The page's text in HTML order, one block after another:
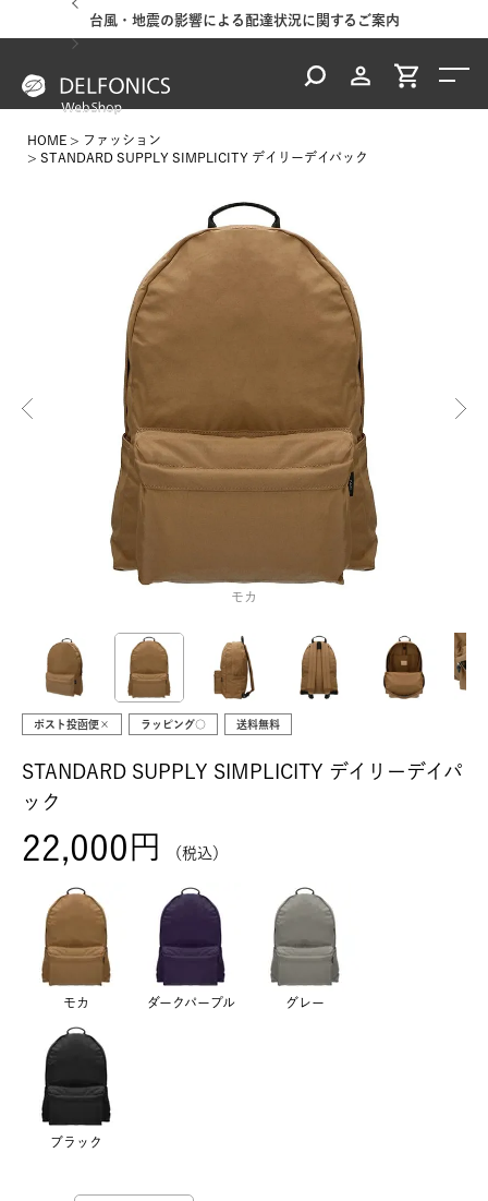
台風・地震の影響による配達状況に関するご案内
HOME
ファッション
STANDARD SUPPLY SIMPLICITY デイリーデイパック
モカ
ポスト投函便× ラッピング○ 送料無料
STANDARD SUPPLY SIMPLICITY デイリーデイパ
ック
22,000 税込
モカ ダークパープル グレー
ブラック